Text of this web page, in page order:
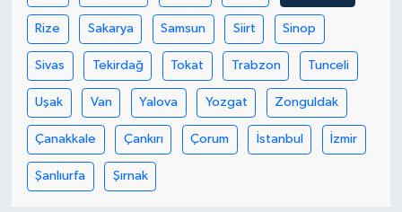
Rize Sakarya Samsun Siirt Sinop
Sivas Tekirdağ Tokat Trabzon Tunceli
Uşak Van Yalova Yozgat Zonguldak
Çanakkale Çankırı Çorum İstanbul İzmir
Şanlıurfa Şırnak